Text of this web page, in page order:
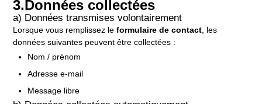
3.Données collectées
a) Données transmises volontairement
Lorsque vous remplissez le formulaire de contact , les
données suivantes peuvent être collectées :
Nom / prénom
Adresse e-mail
Message libre